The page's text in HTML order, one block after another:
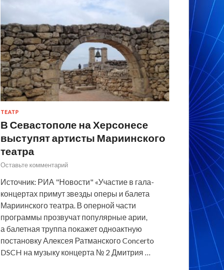
ТЕАТР
В Севастополе на Херсонесе
выступят артисты Мариинского
театра
Оставьте комментарий
Источник: РИА "Новости" «Участие в гала-
концертах примут звезды оперы и балета
Мариинского театра. В оперной части
программы прозвучат популярные арии,
а балетная труппа покажет одноактную
постановку Алексея Ратманского Concerto
DSCH на музыку концерта № 2 Дмитрия …